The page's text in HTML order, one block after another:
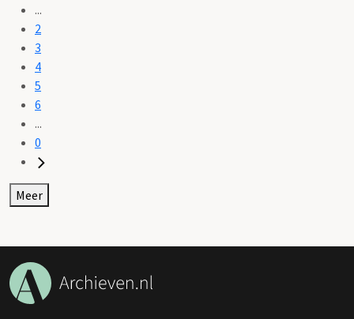
...
2
3
4
5
6
...
0
Meer